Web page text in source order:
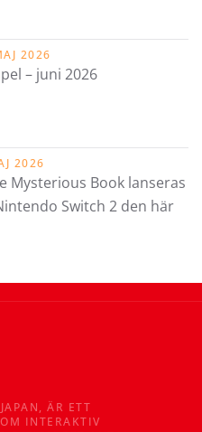
2026
– juni 2026
2026
Mysterious Book lanseras
Switch 2 den här
ÄR ETT
INTERAKTIV